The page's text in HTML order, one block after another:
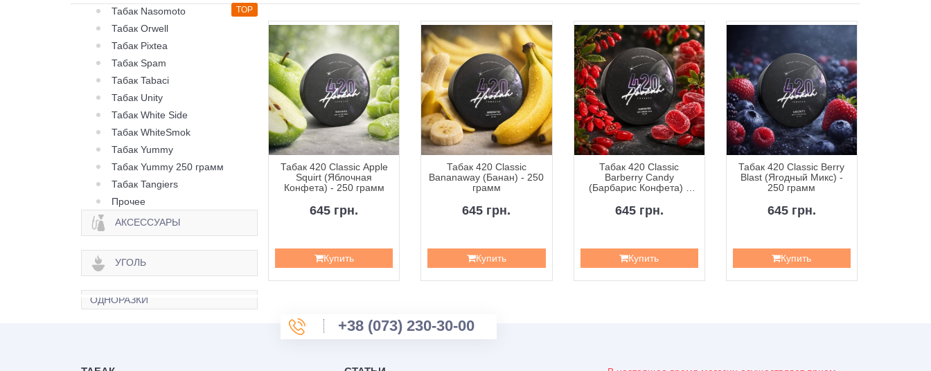
Табак Nasomoto
TOP
Табак Orwell
Табак Pixtea
Табак Spam
Табак Tabaci
Табак Unity
Табак White Side
Табак WhiteSmok
Табак Yummy
Табак Yummy 250 грамм
Табак Tangiers
Прочее
АКСЕССУАРЫ
УГОЛЬ
ОДНОРАЗКИ
Табак 420 Classic Frost
Зен) - 100 грамм
335 грн.
Табак 420 Classic Apple
Squirt (Яблочная
Конфета) - 250 грамм
645 грн.
Купить
Табак 420 Classic
Bananaway (Банан) - 250
грамм
645 грн.
Купить
Табак 420 Classic
Barberry Candy
(Барбарис Конфета) -
645 грн.
Купить
Табак 420 Classic Berry
Blast (Ягодный Микс) -
250 грамм
645 грн.
Купить
+38 (073) 230-30-00